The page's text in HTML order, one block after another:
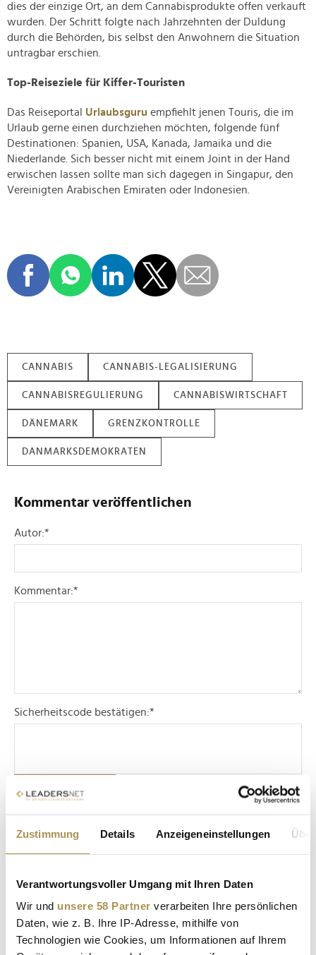
Zustimmung Details Anzeigeneinstellungen
Verantwortungsvoller Umgang mit Ihren Daten
Wir und unsere 58 Partner verarbeiten Ihre persönlichen
Daten, wie z. B. Ihre IP-Adresse, mithilfe von
Technologien wie Cookies, um Informationen auf Ihrem
dies der einzige Ort, an dem Cannabisprodukte offen verkauft
wurden. Der Schritt folgte nach Jahrzehnten der Duldung
durch die Behörden, bis selbst den Anwohnern die Situation
untragbar erschien.
Top-Reiseziele für Kiffer-Touristen
Das Reiseportal Urlaubsguru empfiehlt jenen Touris, die im
Urlaub gerne einen durchziehen möchten, folgende fünf
Destinationen: Spanien, USA, Kanada, Jamaika und die
Niederlande. Sich besser nicht mit einem Joint in der Hand
erwischen lassen sollte man sich dagegen in Singapur, den
Vereinigten Arabischen Emiraten oder Indonesien.
CANNABIS CANNABIS-LEGALISIERUNG
CANNABISREGULIERUNG CANNABISWIRTSCHAFT
DÄNEMARK GRENZKONTROLLE
DANMARKSDEMOKRATEN
Kommentar veröffentlichen
Autor:*
Kommentar:*
Sicherheitscode bestätigen:*
ABSENDEN
LEADERSNET.TV
LAUTSCHALTEN